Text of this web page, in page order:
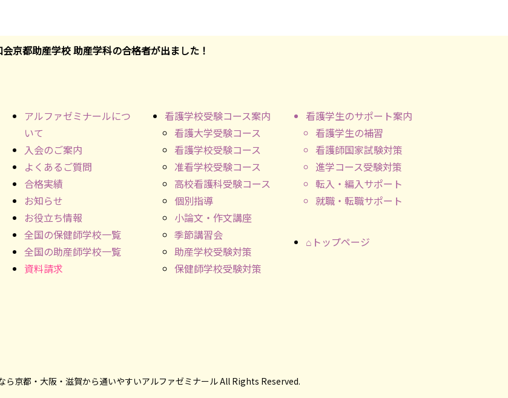
京都助産学校 助産学科の合格者が出ました！
アルファゼミナールにつ
いて
入会のご案内
よくあるご質問
合格実績
お知らせ
お役立ち情報
全国の保健師学校一覧
全国の助産師学校一覧
資料請求
看護学校受験コース案内
看護大学受験コース
看護学校受験コース
准看学校受験コース
高校看護科受験コース
個別指導
小論文・作文講座
季節講習会
助産学校受験対策
保健師学校受験対策
看護学生のサポート案内
看護学生の補習
看護師国家試験対策
進学コース受験対策
転入・編入サポート
就職・転職サポート
⌂トップページ
京都・大阪・滋賀から通いやすいアルファゼミナール All Rights Reserved.